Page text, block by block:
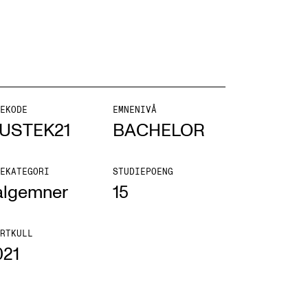
Norges musikkhøgskole
oss
ansatte
EMNENIVÅ
BACHELOR
STUDIEPOENG
15